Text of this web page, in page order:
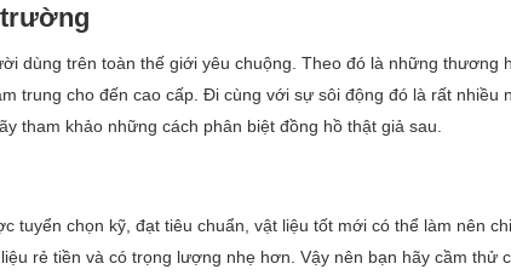
trường
dùng trên toàn thế giới yêu chuộng. Theo đó là những thương
trung cho đến cao cấp. Đi cùng với sự sôi động đó là rất nhiều
tham khảo những cách phân biệt đồng hồ thật giả sau.
tuyển chọn kỹ, đạt tiêu chuẩn, vật liệu tốt mới có thể làm nên
rẻ tiền và có trọng lượng nhẹ hơn. Vậy nên bạn hãy cầm thử